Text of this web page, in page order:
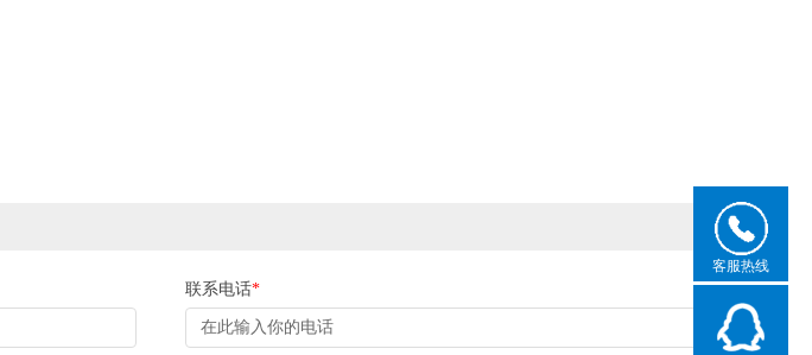
联系电话*
客服热线